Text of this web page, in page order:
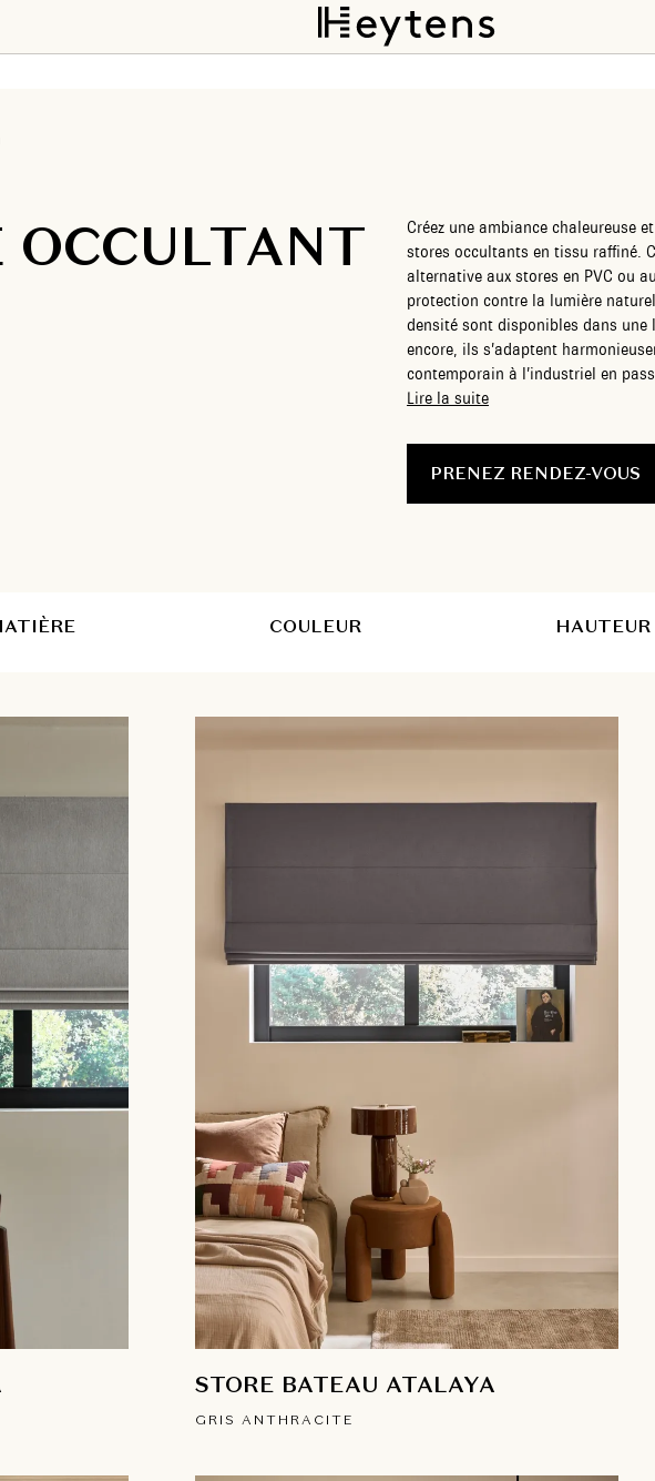
OCCULTANT
Créez une ambiance chaleureuse
stores occultants en tissu raffiné.
alternative aux stores en PVC ou
protection contre la lumière
densité sont disponibles dans une
encore, ils s’adaptent
contemporain à l’industriel en
occultant en tissu se révèle
Lire la suite
PRENEZ RENDEZ-VOUS
COULEUR
STORE BATEAU ATALAYA
GRIS ANTHRACITE